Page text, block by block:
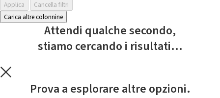
Applica
Cancella filtri
Carica altre colonnine
Attendi qualche secondo,
stiamo cercando i risultati...
Prova a esplorare altre opzioni.